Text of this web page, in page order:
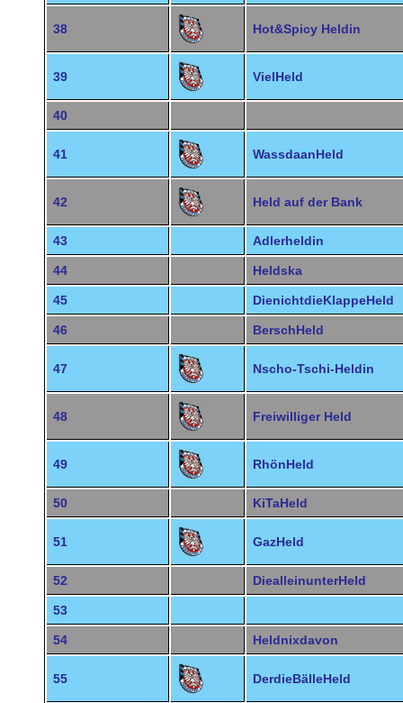
38 Hot&Spicy Heldin
39 VielHeld
40
41 WassdaanHeld
42 Held auf der Bank
43 Adlerheldin
44 Heldska
45 DienichtdieKlappeHeld
46 BerschHeld
47 Nscho-Tschi-Heldin
48 Freiwilliger Held
49 RhönHeld
50 KiTaHeld
51 GazHeld
52 DiealleinunterHeld
53
54 Heldnixdavon
55 DerdieBälleHeld